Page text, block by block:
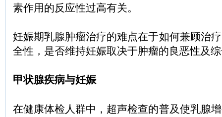
素作用的反应性过高有关。
妊娠期乳腺肿瘤治疗的难点在于如何兼顾治
全性，是否维持妊娠取决于肿瘤的良恶性及
甲状腺疾病与妊娠
在健康体检人群中，超声检查的普及使乳腺